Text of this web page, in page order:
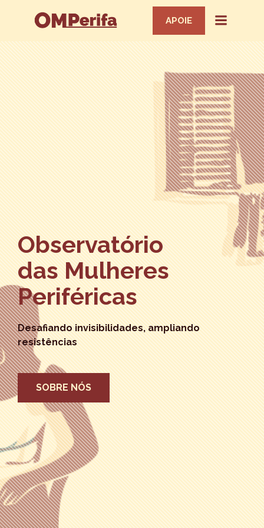
APOIE
Observatório
das Mulheres
Periféricas
Desafiando invisibilidades, ampliando
resistências
SOBRE NÓS